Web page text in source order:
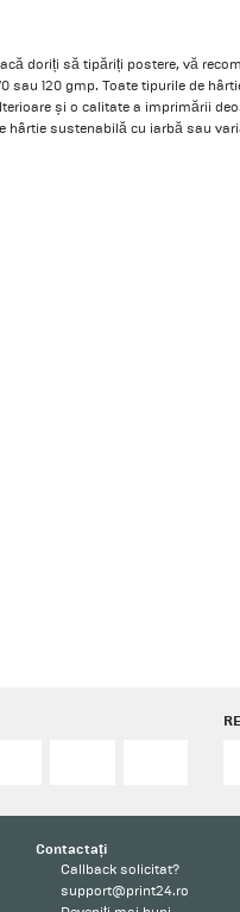
doriți să tipăriți postere, vă
sau 120 gmp. Toate tipurile de
și o calitate a imprimării
hârtie sustenabilă cu iarbă sau
Contactați
Callback solicitat?
support@print24.ro